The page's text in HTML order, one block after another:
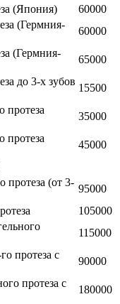
(Япония)
60000
(Гермния-
60000
(Гермния-
65000
до 3-х зубов
15500
протеза
35000
протеза
45000
протеза (от 3-
95000
105000
115000
протеза с
90000
протеза с
180000